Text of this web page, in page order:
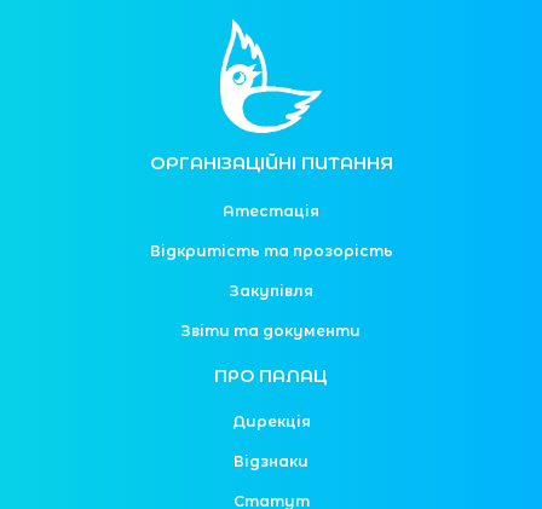
ОРГАНІЗАЦІЙНІ ПИТАННЯ
Атестація
Відкритість та прозорість
Закупівля
Звіти та документи
ПРО ПАЛАЦ
Дирекція
Відзнаки
Статут